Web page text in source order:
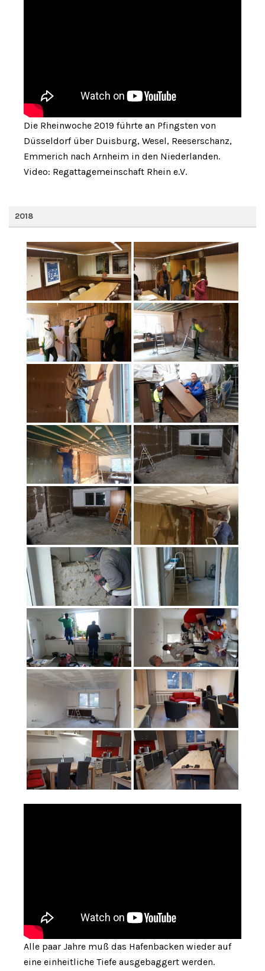
Die Rheinwoche 2019 führte an Pfingsten von
Düsseldorf über Duisburg, Wesel, Reeserschanz,
Emmerich nach Arnheim in den Niederlanden.
Video: Regattagemeinschaft Rhein e.V.
2018
Alle paar Jahre muß das Hafenbacken wieder auf
eine einheitliche Tiefe ausgebaggert werden.